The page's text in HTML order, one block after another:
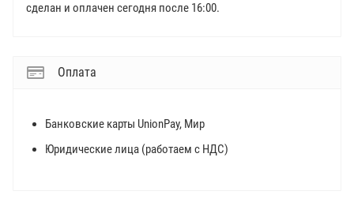
сделан и оплачен сегодня после 16:00.
Оплата
Банковские карты UnionPay, Мир
Юридические лица (работаем с НДС)